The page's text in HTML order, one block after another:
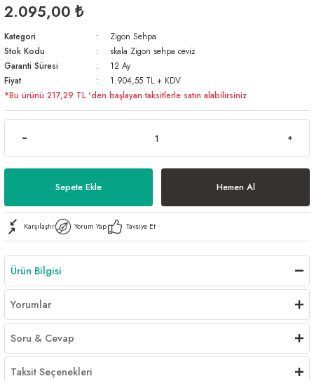
2.095,00 ₺
Kategori
Zigon Sehpa
Stok Kodu
skala Zigon sehpa ceviz
Garanti Süresi
12 Ay
Fiyat
1.904,55 TL + KDV
*Bu ürünü 217,29 TL 'den başlayan taksitlerle satın alabilirsiniz
Sepete Ekle Hemen Al
Karşılaştır Yorum Yap Tavsiye Et
Ürün Bilgisi
Yorumlar
Soru & Cevap
Taksit Seçenekleri